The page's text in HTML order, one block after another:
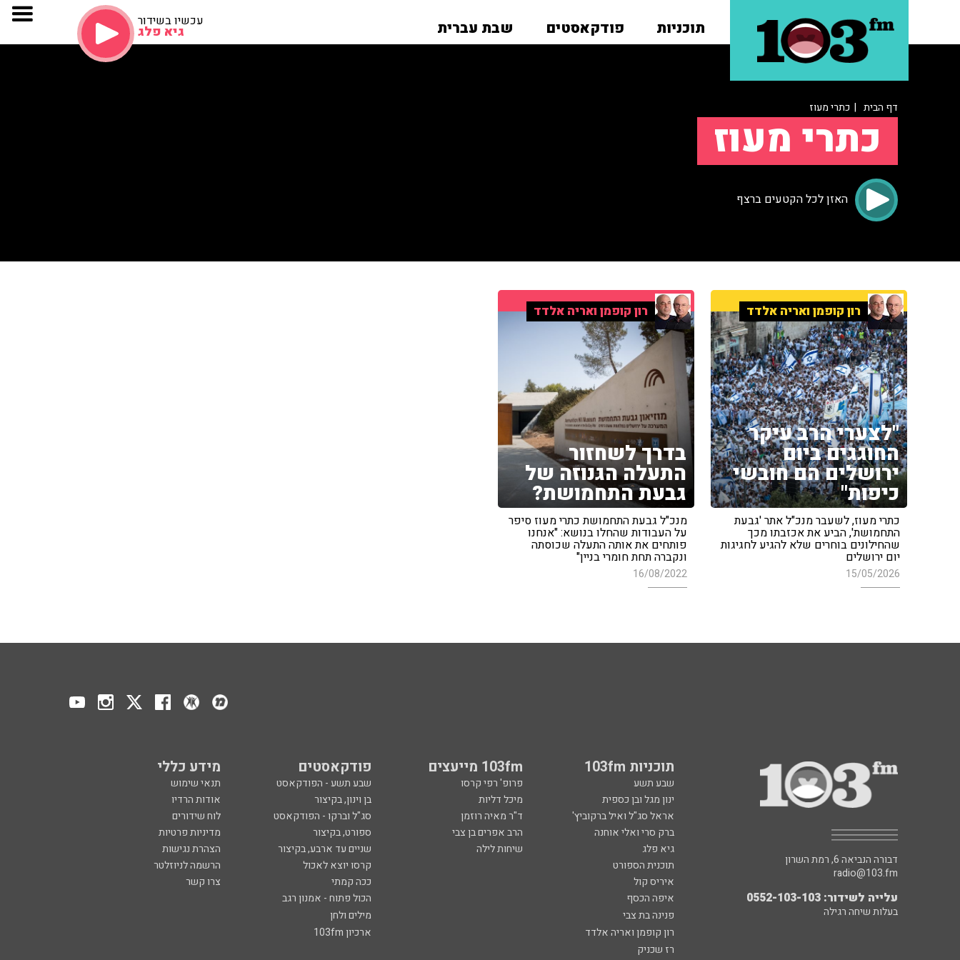
תוכניות פודקאסטים שבת עברית עכשיו בשידור
גיא פלג
דף הבית | כתרי מעוז
כתרי מעוז
האזן לכל הקטעים ברצף
רון קופמן ואריה אלדד
"לצערי הרב עיקר
החוגגים ביום
ירושלים הם חובשי
כיפות"
כתרי מעוז, לשעבר מנכ"ל אתר 'גבעת
התחמושת', הביע את אכזבתו מכך
שהחילונים בוחרים שלא להגיע לחגיגות
יום ירושלים
15/05/2026
רון קופמן ואריה אלדד
בדרך לשחזור
התעלה הגנוזה של
גבעת התחמושת?
מנכ"ל גבעת התחמושת כתרי מעוז סיפר
על העבודות שהחלו בנושא: "אנחנו
פותחים את אותה התעלה שכוסתה
ונקברה תחת חומרי בניין"
16/08/2022
תוכניות 103fm 103fm מייעצים פודקאסטים מידע כללי
שבע תשע פרופ' רפי קרסו שבע תשע - הפודקאסט
תנאי שימוש
ינון מגל ובן כספית
מיכל דליות בן וינון, בקיצור
אודות הרדיו
אראל סג"ל ואיל ברקוביץ'
ד"ר מאיה רוזמן סג"ל וברקו - הפודקאסט
לוח שידורים
ברק סרי ואלי אוחנה
הרב אפרים בן צבי ספורט, בקיצור
מדיניות פרטיות
גיא פלג
שיחות לילה שניים עד ארבע, בקיצור
הצהרת נגישות
תוכנית הספורט
קרסו יוצא לאכול
הרשמה לניוזלטר
איריס קול
ככה קמתי
צרו קשר
איפה הכסף
הכול פתוח - אמנון רגב
פנינה בת צבי
מילים ולחן
רון קופמן ואריה אלדד
ארכיון 103fm
רז שכניק
דבורה הנביאה 6, רמת השרון
radio@103.fm
עלייה לשידור: 0552-103-103
בעלות שיחה רגילה